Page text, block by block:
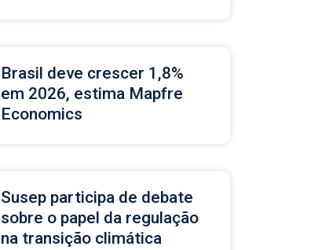
Brasil deve crescer 1,8%
em 2026, estima Mapfre
Economics
Susep participa de debate
sobre o papel da regulação
na transição climática